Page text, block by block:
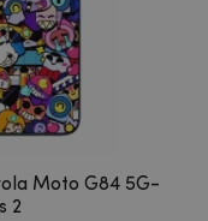
Moto G84 5G-
2